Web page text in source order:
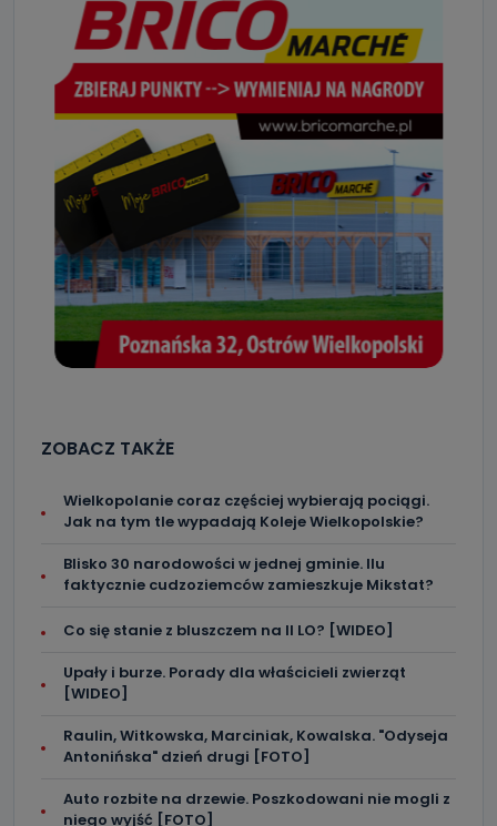
ZOBACZ TAKŻE
Wielkopolanie coraz częściej wybierają pociągi.
Jak na tym tle wypadają Koleje Wielkopolskie?
Blisko 30 narodowości w jednej gminie. Ilu
faktycznie cudzoziemców zamieszkuje Mikstat?
Co się stanie z bluszczem na II LO? [WIDEO]
Upały i burze. Porady dla właścicieli zwierząt
[WIDEO]
Raulin, Witkowska, Marciniak, Kowalska. "Odyseja
Antonińska" dzień drugi [FOTO]
Auto rozbite na drzewie. Poszkodowani nie mogli z
niego wyjść [FOTO]